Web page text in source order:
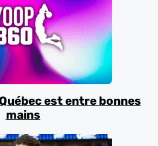
est entre bonnes
mains